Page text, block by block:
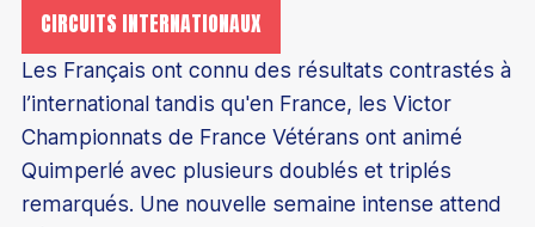
Découvrir le badminton
CIRCUITS INTERNATIONAUX
Les Français ont connu des résultats contrastés à
l’international tandis qu'en France, les Victor
Championnats de France Vétérans ont animé
Quimperlé avec plusieurs doublés et triplés
remarqués. Une nouvelle semaine intense attend